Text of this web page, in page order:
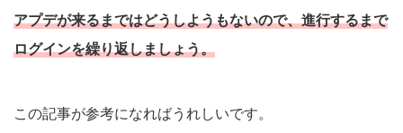
アプデが来るまではどうしようもないので、進行するまで
ログインを繰り返しましょう。
この記事が参考になればうれしいです。